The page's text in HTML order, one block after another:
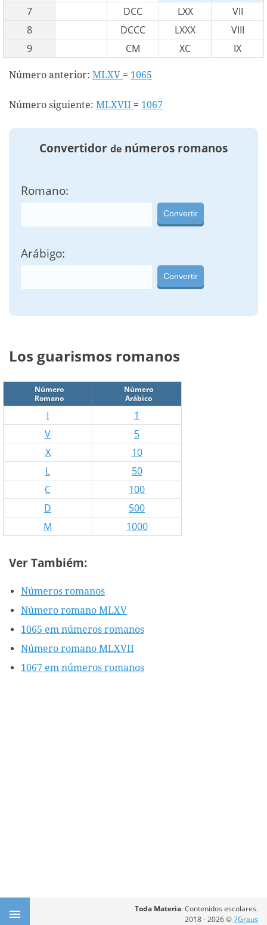
7
DCC LXX
VII
8
DCCC LXXX
VIII
9
CM XC IX
Número anterior: MLXV = 1065
Número siguiente: MLXVII = 1067
Convertidor de números romanos
Romano:
Convertir
Arábigo:
Convertir
Los guarismos romanos
Número
Romano
Número
Arábico
I
1
V
5
X
10
L
50
C
100
D
500
M
1000
Ver Tambiém:
Números romanos
Número romano MLXV
1065 em números romanos
Número romano MLXVII
1067 em números romanos
Toda Materia: Contenidos escolares.
2018 - 2026 ©7Graus